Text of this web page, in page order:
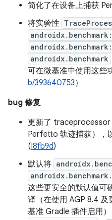
简化了在设备上捕获
将实验性
androidx.benchmark
可在微基准中使用这些
b/393640753）
bug 修复
更新了 traceprocessor
Perfetto 轨迹捕获），
(I8fb9d)
默认将
这些更安全的默认值可
译（在使用 AGP 8.4
基准 Gradle 插件启用